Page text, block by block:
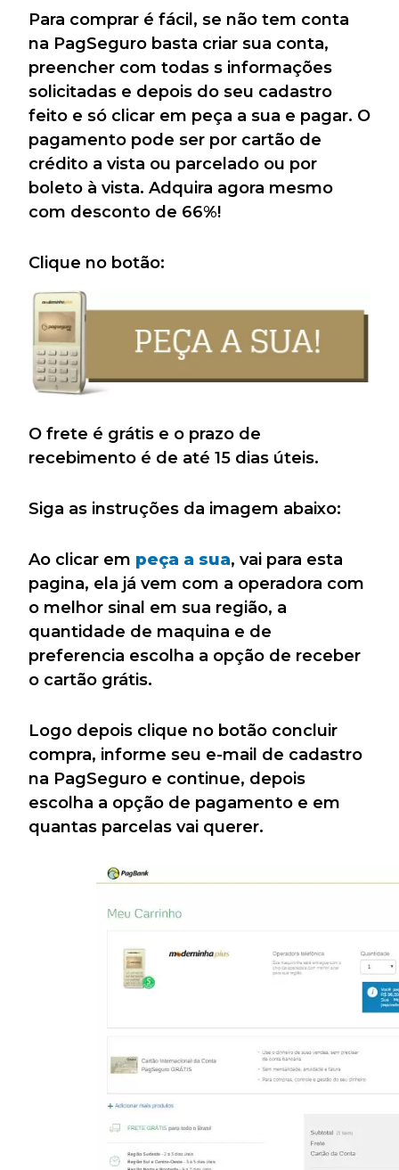
Para comprar é fácil, se não tem conta
na PagSeguro basta criar sua conta,
preencher com todas s informações
solicitadas e depois do seu cadastro
feito e só clicar em peça a sua e pagar. O
pagamento pode ser por cartão de
crédito a vista ou parcelado ou por
boleto à vista. Adquira agora mesmo
com desconto de 66%!
Clique no botão:
O frete é grátis e o prazo de
recebimento é de até 15 dias úteis.
Siga as instruções da imagem abaixo:
Ao clicar em peça a sua, vai para esta
pagina, ela já vem com a operadora com
o melhor sinal em sua região, a
quantidade de maquina e de
preferencia escolha a opção de receber
o cartão grátis.
Logo depois clique no botão concluir
compra, informe seu e-mail de cadastro
na PagSeguro e continue, depois
escolha a opção de pagamento e em
quantas parcelas vai querer.